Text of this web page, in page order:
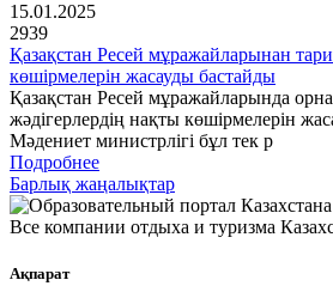
15.01.2025
2939
Қазақстан Ресей мұражайларынан
көшірмелерін жасауды бастайды
Қазақстан Ресей мұражайларында
жәдігерлердің нақты көшірмелерін
Мәдениет министрлігі бұл тек р
Подробнее
Барлық жаңалықтар
Все компании отдыха и туризма
Ақпарат